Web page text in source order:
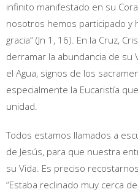
infinito manifestado en su
nosotros hemos participado y
gracia” (Jn 1, 16). En la Cruz,
derramar la abundancia de su
el Agua, signos de los
especialmente la Eucaristía
unidad.
Todos estamos llamados a
de Jesús, para que nuestra
su Vida. Es preciso
“Estaba reclinado muy cerca de